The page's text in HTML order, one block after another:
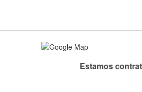
Estamos